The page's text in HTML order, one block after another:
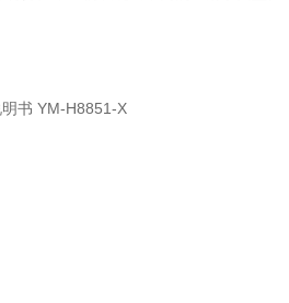
书 YM-H8851-X